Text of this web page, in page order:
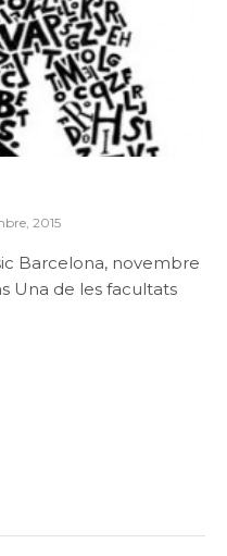
2015
Barcelona, novembre
Una de les facultats